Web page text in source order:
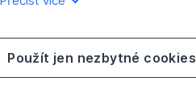
Použít jen nezbytné cookies